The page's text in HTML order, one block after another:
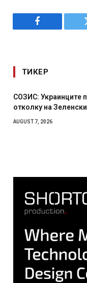
Facebook
ТИКЕР
на генералите